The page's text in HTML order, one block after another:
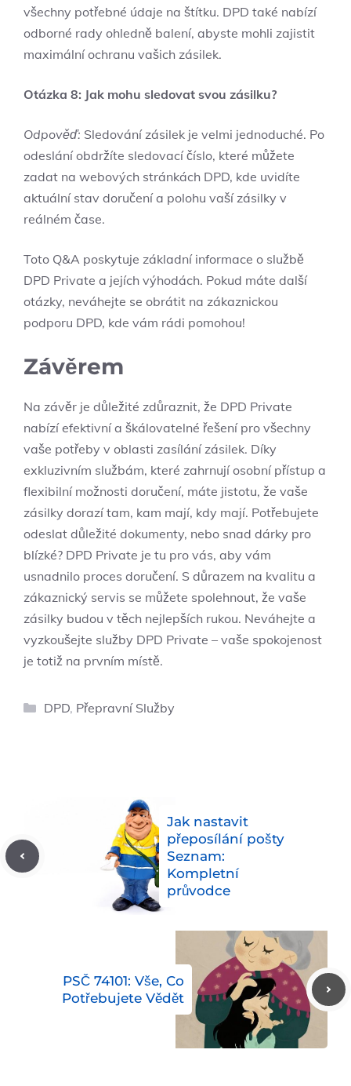
všechny potřebné údaje na štítku. DPD také nabízí
odborné rady ohledně balení, abyste mohli zajistit
maximální ochranu vašich zásilek.
Otázka 8: Jak mohu sledovat svou zásilku?
Odpověď: Sledování zásilek je velmi jednoduché. Po
odeslání obdržíte sledovací číslo, které můžete
zadat na webových stránkách DPD, kde uvidíte
aktuální stav doručení a polohu vaší zásilky v
reálném čase.
Toto Q&A poskytuje základní informace o službě
DPD Private a jejích výhodách. Pokud máte další
otázky, neváhejte se obrátit na zákaznickou
podporu DPD, kde vám rádi pomohou!
Závěrem
Na závěr je důležité zdůraznit, že DPD Private
nabízí efektivní a škálovatelné řešení pro všechny
vaše potřeby v oblasti zasílání zásilek. Díky
exkluzivním službám, které zahrnují osobní přístup a
flexibilní možnosti doručení, máte jistotu, že vaše
zásilky dorazí tam, kam mají, kdy mají. Potřebujete
odeslat důležité dokumenty, nebo snad dárky pro
blízké? DPD Private je tu pro vás, aby vám
usnadnilo proces doručení. S důrazem na kvalitu a
zákaznický servis se můžete spolehnout, že vaše
zásilky budou v těch nejlepších rukou. Neváhejte a
vyzkoušejte služby DPD Private – vaše spokojenost
je totiž na prvním místě.
Rubriky
DPD, Přepravní Služby
Jak nastavit
přeposílání pošty
Seznam:
Kompletní
průvodce
PSČ 74101: Vše, Co
Potřebujete Vědět